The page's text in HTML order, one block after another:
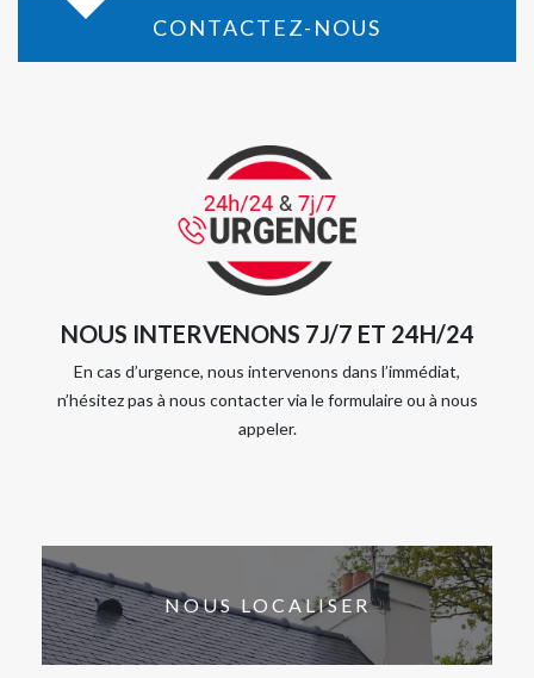
CONTACTEZ-NOUS
NOUS INTERVENONS 7J/7 ET 24H/24
En cas d’urgence, nous intervenons dans l’immédiat,
n’hésitez pas à nous contacter via le formulaire ou à nous
appeler.
NOUS LOCALISER